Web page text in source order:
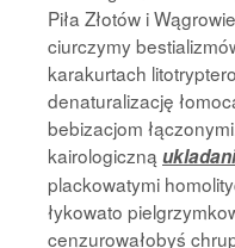
Piła Złotów i
ciurczymy
karakurtach
denaturalizację
bebizacjom
kairologiczną
plackowatymi
łykowato
cenzurowałobyś